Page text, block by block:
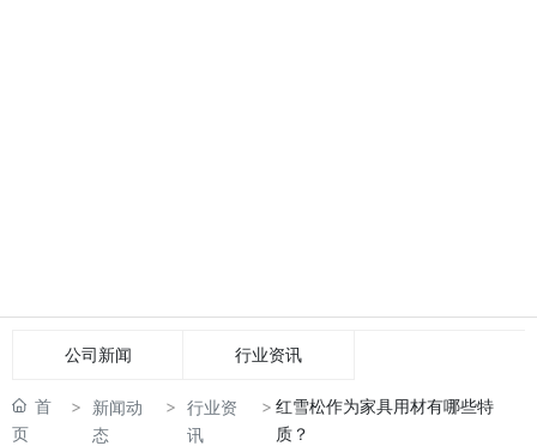
公司新闻 行业资讯
首
页
新闻动
态
行业资
讯
红雪松作为家具用材有哪些特
质？